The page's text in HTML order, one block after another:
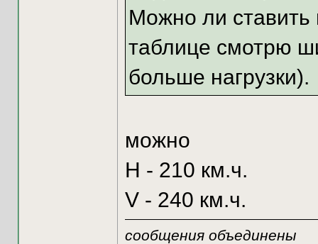
Можно ли
таблице смотрю
больше нагрузки).
можно
Н - 210 км.ч.
V - 240 км.ч.
сообщения объединены